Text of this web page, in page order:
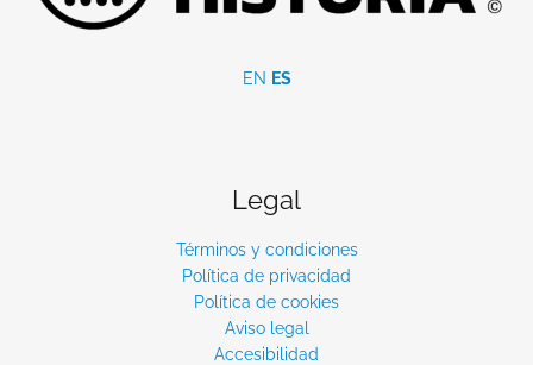
EN ES
Legal
Términos y condiciones
Política de privacidad
Política de cookies
Aviso legal
Accesibilidad